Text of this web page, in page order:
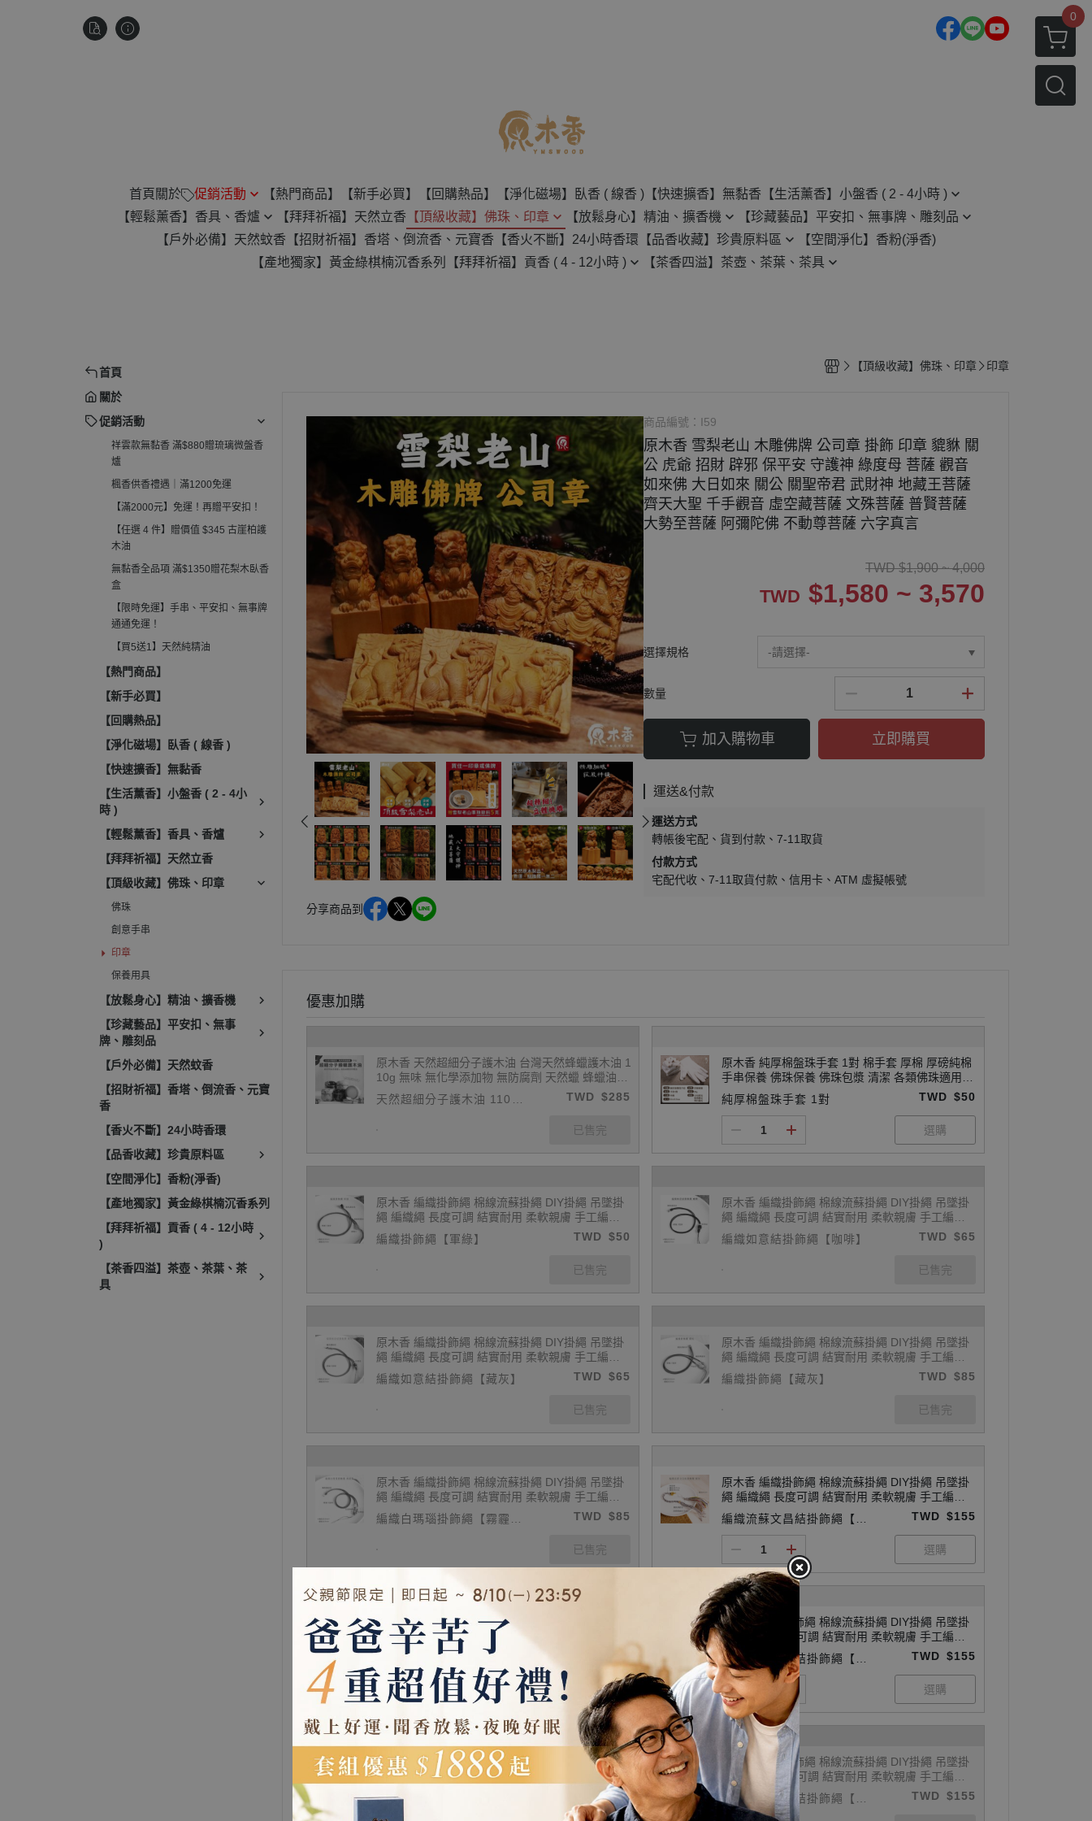
0
首頁 關於 促銷活動
盤香爐
臥香盒
【限時免運】手串、平安扣、無
【熱門商品】 【新手必買】 【回購熱品】 【淨化磁場】臥香 ( 線香 )【快速擴香】無黏香 【生活薰香】小盤香 ( 2 - 4小時 )
4H 小盤香
【輕鬆薰香】香具、香爐
淨香粉爐
收納罐、分裝管
【拜拜祈福】天然立香 【頂級收藏】佛珠、印章 【放鬆身心】精油、擴香機 【珍藏藝品】平安扣、無事牌、雕刻品
【戶外必備】天然蚊香 【招財祈福】香塔、倒流香、元寶香 【香火不斷】24小時香環 【品香收藏】珍貴原料區
【空間淨化】香粉(淨香)
【產地獨家】黃金綠棋楠沉香系列
【拜拜祈福】貢香 ( 4 - 12小時 ) 【茶香四溢】茶壺、茶葉、茶具
首頁
關於
促銷活動
祥雲款無黏香 滿$880贈琉璃微盤香
爐
楓香供香禮遇｜滿1200免運
【滿2000元】免運！再贈平安扣！
【任選 4 件】贈價值 $345 古崖柏護
木油
無黏香全品項 滿$1350贈花梨木臥香
盒
【限時免運】手串、平安扣、無事牌
通通免運！
【買5送1】天然純精油
【熱門商品】
【新手必買】
【回購熱品】
【淨化磁場】臥香 ( 線香 )
【快速擴香】無黏香
【生活薰香】小盤香 ( 2 - 4小
時 )
【輕鬆薰香】香具、香爐
【拜拜祈福】天然立香
【頂級收藏】佛珠、印章
佛珠
創意手串
印章
保養用具
【放鬆身心】精油、擴香機
【珍藏藝品】平安扣、無事
牌、雕刻品
【戶外必備】天然蚊香
【招財祈福】香塔、倒流香、元寶
香
【香火不斷】24小時香環
【品香收藏】珍貴原料區
【空間淨化】香粉(淨香)
【產地獨家】黃金綠棋楠沉香系列
【拜拜祈福】貢香 ( 4 - 12小時
)
【茶香四溢】茶壺、茶葉、茶
具
【頂級收藏】佛珠、印章 印章
分享商品到
商品編號： I59
原木香 雪梨老山 木雕佛牌 公司章 掛飾 印章 貔貅 關
公 虎爺 招財 辟邪 保平安 守護神 綠度母 菩薩 觀音
如來佛 大日如來 關公 關聖帝君 武財神 地藏王菩薩
齊天大聖 千手觀音 虛空藏菩薩 文殊菩薩 普賢菩薩
大勢至菩薩 阿彌陀佛 不動尊菩薩 六字真言
TWD $1,900 ~ 4,000
TWD $1,580 ~ 3,570
選擇規格 -請選擇-
數量
加入購物車 立即購買
運送&付款
運送方式
轉帳後宅配
貨到付款
7-11取貨
付款方式
宅配代收
7-11取貨付款 信用卡 ATM 虛擬帳號
優惠加購
原木香 天然超細分子護木油 台灣天然蜂蠟護木油 1
10g 無味 無化學添加物 無防腐劑 天然蠟 蜂蠟油
護木蠟 木蠟油 皮革油 木材 皮革 竹 藤製品 佛珠保
養 家具保養 木頭保養 防潮 上蠟
天然超細分子護木油 110g
TWD $285
原木香 純厚棉盤珠手套 1對 棉手套 厚棉 厚磅純棉
手串保養 佛珠保養 佛珠包漿 清潔 各類佛珠適用
護木油套組 優惠組合
純厚棉盤珠手套 1對 TWD $50
原木香 編織掛飾繩 棉線流蘇掛繩 DIY掛繩 吊墜掛
繩 編織繩 長度可調 結實耐用 柔軟親膚 手工編織
繩 吊墜繩 吊飾繩 如意繩 掛飾繩 飾品繩 可搭配玉
珮 玉石 佛牌 平安扣
編織掛飾繩【軍綠】 TWD $50
原木香 編織掛飾繩 棉線流蘇掛繩 DIY掛繩 吊墜掛
繩 編織繩 長度可調 結實耐用 柔軟親膚 手工編織
繩 吊墜繩 吊飾繩 如意繩 掛飾繩 飾品繩 可搭配玉
珮 玉石 佛牌 平安扣
編織如意結掛飾繩【咖啡】 TWD $65
原木香 編織掛飾繩 棉線流蘇掛繩 DIY掛繩 吊墜掛
繩 編織繩 長度可調 結實耐用 柔軟親膚 手工編織
繩 吊墜繩 吊飾繩 如意繩 掛飾繩 飾品繩 可搭配玉
珮 玉石 佛牌 平安扣
編織如意結掛飾繩【藏灰】 TWD $65
原木香 編織掛飾繩 棉線流蘇掛繩 DIY掛繩 吊墜掛
繩 編織繩 長度可調 結實耐用 柔軟親膚 手工編織
繩 吊墜繩 吊飾繩 如意繩 掛飾繩 飾品繩 可搭配玉
珮 玉石 佛牌 平安扣
編織掛飾繩【藏灰】 TWD $85
原木香 編織掛飾繩 棉線流蘇掛繩 DIY掛繩 吊墜掛
繩 編織繩 長度可調 結實耐用 柔軟親膚 手工編織
繩 吊墜繩 吊飾繩 如意繩 掛飾繩 飾品繩 可搭配玉
珮 玉石 佛牌 平安扣
編織白瑪瑙掛飾繩【霧霾
TWD $85
原木香 編織掛飾繩 棉線流蘇掛繩 DIY掛繩 吊墜掛
繩 編織繩 長度可調 結實耐用 柔軟親膚 手工編織
繩 吊墜繩 吊飾繩 如意繩 掛飾繩 飾品繩 可搭配玉
珮 玉石 佛牌 平安扣
編織流蘇文昌結掛飾繩【銀
TWD $155
原木香 編織掛飾繩 棉線流蘇掛繩 DIY掛繩 吊墜掛
繩 編織繩 長度可調 結實耐用 柔軟親膚 手工編織
繩 吊墜繩 吊飾繩 如意繩 掛飾繩 飾品繩 可搭配玉
珮 玉石 佛牌 平安扣
編織流蘇文昌結掛飾繩【卡
其】
原木香 編織掛飾繩 棉線流蘇掛繩 DIY掛繩 吊墜掛
繩 編織繩 長度可調 結實耐用 柔軟親膚 手工編織
繩 吊墜繩 吊飾繩 如意繩 掛飾繩 飾品繩 可搭配玉
珮 玉石 佛牌 平安扣
編織流蘇文昌結掛飾繩【咖
啡】
TWD $155
原木香 編織掛飾繩 棉線流蘇掛繩 DIY掛繩 吊墜掛
繩 編織繩 長度可調 結實耐用 柔軟親膚 手工編織
繩 吊墜繩 吊飾繩 如意繩 掛飾繩 飾品繩 可搭配玉
編織流蘇文昌結掛飾繩【棗
TWD$155
原木香 編織掛飾繩 棉線流蘇掛繩 DIY掛繩 吊墜掛
繩 編織繩 長度可調 結實耐用 柔軟親膚 手工編織
繩 吊墜繩 吊飾繩 如意繩 掛飾繩 飾品繩 可搭配玉
珮 玉石 佛牌 平安扣
編織流蘇文昌結掛飾繩【秋
香綠】
TWD $155